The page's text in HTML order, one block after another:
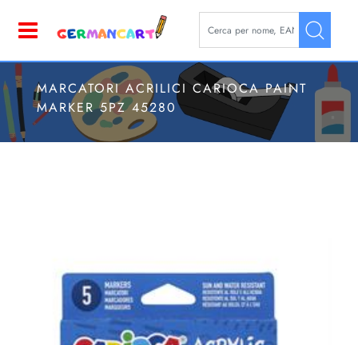
La modifica di un filtro
MARCATORI ACRILICI CARIOCA PAINT
MARKER 5PZ 45280